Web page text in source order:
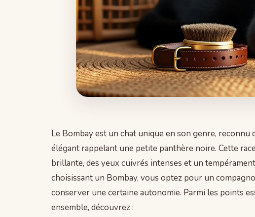
Le Bombay est un chat unique en son genre, reconnu
élégant rappelant une petite panthère noire. Cette
brillante, des yeux cuivrés intenses et un
choisissant un Bombay, vous optez pour un
conserver une certaine autonomie. Parmi les points
ensemble, découvrez :